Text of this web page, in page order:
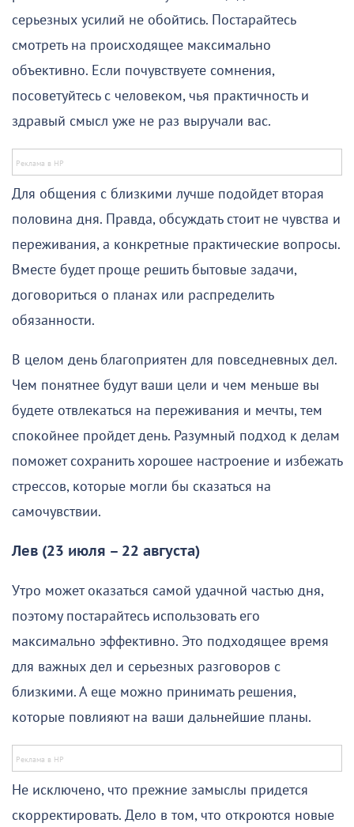
серьезных усилий не обойтись. Постарайтесь
смотреть на происходящее максимально
объективно. Если почувствуете сомнения,
посоветуйтесь с человеком, чья практичность и
здравый смысл уже не раз выручали вас.
Для общения с близкими лучше подойдет вторая
половина дня. Правда, обсуждать стоит не чувства и
переживания, а конкретные практические вопросы.
Вместе будет проще решить бытовые задачи,
договориться о планах или распределить
обязанности.
В целом день благоприятен для повседневных дел.
Чем понятнее будут ваши цели и чем меньше вы
будете отвлекаться на переживания и мечты, тем
спокойнее пройдет день. Разумный подход к делам
поможет сохранить хорошее настроение и избежать
стрессов, которые могли бы сказаться на
самочувствии.
Лев (23 июля – 22 августа)
Утро может оказаться самой удачной частью дня,
поэтому постарайтесь использовать его
максимально эффективно. Это подходящее время
для важных дел и серьезных разговоров с
близкими. А еще можно принимать решения,
которые повлияют на ваши дальнейшие планы.
Не исключено, что прежние замыслы придется
скорректировать. Дело в том, что откроются новые